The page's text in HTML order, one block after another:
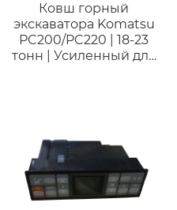
Ковш горный
экскаватора Komatsu
PC200/PC220 | 18-23
тонн | Усиленный для